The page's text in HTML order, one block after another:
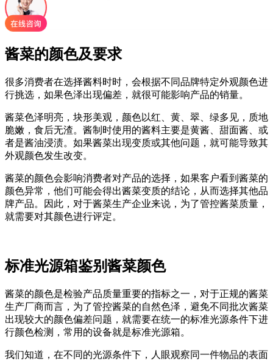
酱菜的颜色及要求
很多消费者在选择酱料时时，会根据不同品牌特定外观颜色进
行挑选，如果色泽出现偏差，就很可能影响产品的销量。
酱菜色泽明亮，块形美观，颜色以红、黄、翠、绿多见，质地
脆嫩，食后无渣。酱制时使用的酱料主要是黄酱、甜面酱、或
者是酱油浸渍。如果酱菜出现变质或其他问题，就可能导致其
外观颜色发生改变。
酱菜的颜色会影响消费者对产品的选择，如果客户看到酱菜的
颜色异常，他们可能会得出酱菜变质的结论，从而选择其他品
牌产品。因此，对于酱菜生产企业来说，为了管控酱菜质量，
就需要对其颜色进行评定。
标准光源箱鉴别酱菜颜色
酱菜的颜色是检验产品质量重要的指标之一，对于正规的酱菜
生产厂商而言，为了管控酱菜的自然色泽，避免不同批次酱菜
出现较大的颜色偏差问题，就需要在统一的标准光源条件下进
行颜色检测，常用的设备就是标准光源箱。
我们知道，在不同的光源条件下，人眼观察同一件物品的表面